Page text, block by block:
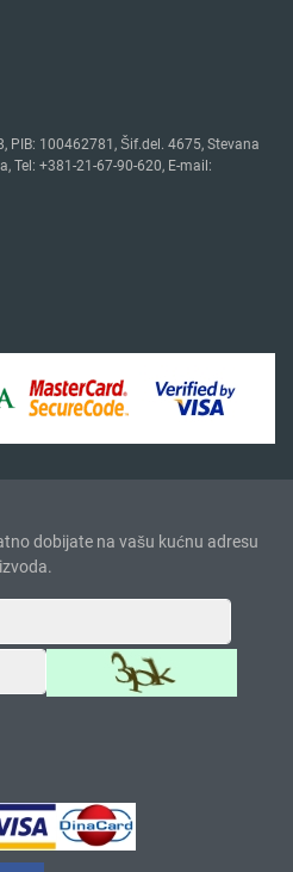
PIB: 100462781, Šif.del. 4675, Stevana
Tel: +381-21-67-90-620, E-mail:
dobijate na vašu kućnu adresu